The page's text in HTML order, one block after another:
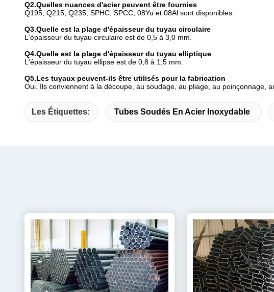
Q2.Quelles nuances d'acier peuvent être fournies
Q195, Q215, Q235, SPHC, SPCC, 08Yu et 08Al sont disponibles.
Q3.Quelle est la plage d'épaisseur du tuyau circulaire
L'épaisseur du tuyau circulaire est de 0,5 à 3,0 mm.
Q4.Quelle est la plage d'épaisseur du tuyau elliptique
L'épaisseur du tuyau ellipse est de 0,8 à 1,5 mm.
Q5.Les tuyaux peuvent-ils être utilisés pour la fabrication
Oui. Ils conviennent à la découpe, au soudage, au pliage, au poinçonnage,
Les Étiquettes: Tubes Soudés En Acier Inoxydable